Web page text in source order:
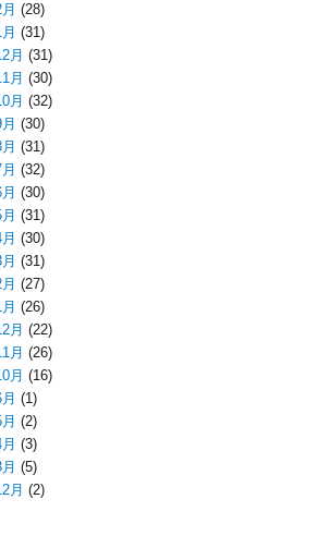
(28)
(31)
月 (31)
月 (30)
月 (32)
(30)
(31)
(32)
(30)
(31)
(30)
(31)
(27)
(26)
月 (22)
月 (26)
月 (16)
(1)
(2)
(3)
(5)
月 (2)